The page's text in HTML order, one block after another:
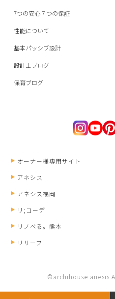
7つの安心７つの保証
性能について
基本パッシブ設計
設計士ブログ
保育ブログ
オーナー様専用サイト
アネシス
アネシス福岡
リ;コーデ
リノベる。熊本
リリーフ
©archihouse anesis